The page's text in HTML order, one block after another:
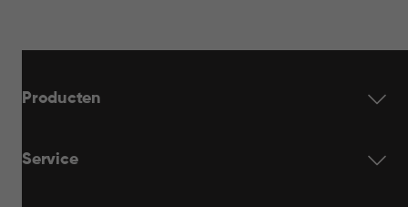
Producten
Service